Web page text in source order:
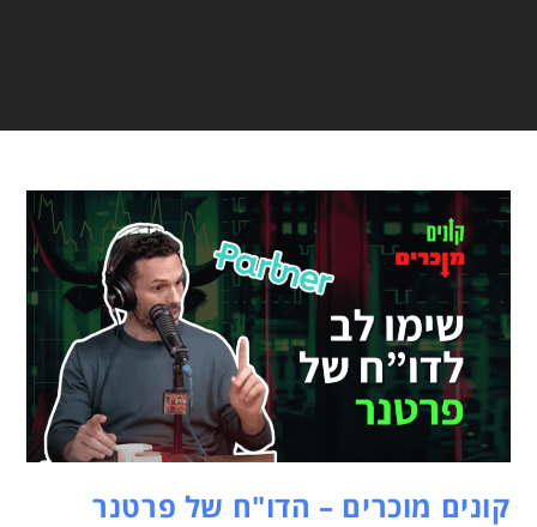
קונים מוכרים – הדו"ח של פרטנר